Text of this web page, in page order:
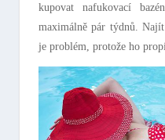
kupovat nafukovací
maximálně pár týdnů.
je problém, protože ho